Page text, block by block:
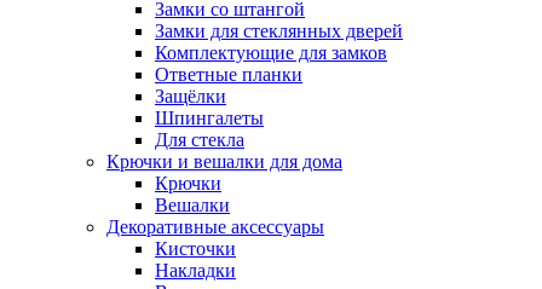
Замки со штангой
Замки для стеклянных дверей
Комплектующие для замков
Ответные планки
Защёлки
Шпингалеты
Для стекла
Крючки и вешалки для дома
Крючки
Вешалки
Декоративные аксессуары
Кисточки
Накладки